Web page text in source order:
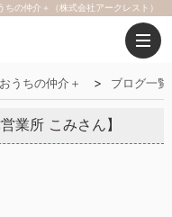
の仲介＋（株式会社アークレスト）
うちの仲介＋ ブログ一覧
業所 こみさん】